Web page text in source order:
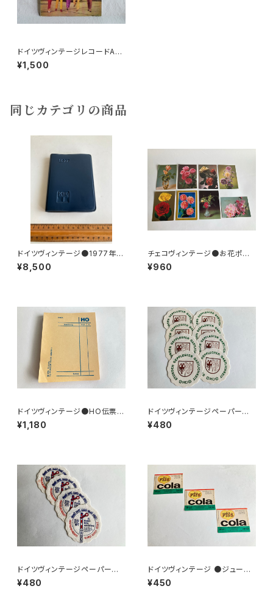
ドイツヴィンテージレコードAMI
GAEXPRESS1968
¥1,500
同じカテゴリの商品
ドイツヴィンテージ●1977年ポ
ケットカレンダーKDT手帳未使
用DDR
¥8,500
チェコヴィンテージ●お花ポスト
カード8枚組
¥960
ドイツヴィンテージ●HO伝票9
0枚
¥1,180
ドイツヴィンテージペーパーコ
ースター8枚組●HO
¥480
ドイツヴィンテージペーパーコ
ースター鉄道4枚組
¥480
ドイツヴィンテージ ●ジュース
ラベル3枚組●vitacolaビタコ
ーラ
¥450